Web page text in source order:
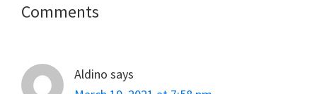
Reader
Comments
Aldino says